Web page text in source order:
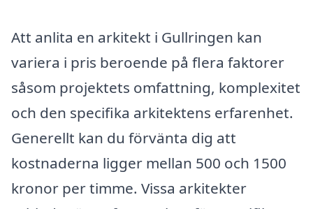
Att anlita en arkitekt i Gullringen kan
variera i pris beroende på flera faktorer
såsom projektets omfattning, komplexitet
och den specifika arkitektens erfarenhet.
Generellt kan du förvänta dig att
kostnaderna ligger mellan 500 och 1500
kronor per timme. Vissa arkitekter